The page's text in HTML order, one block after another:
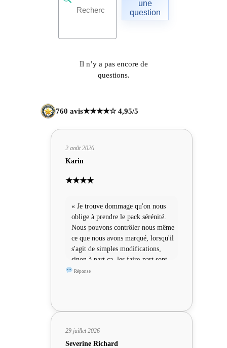
une
question
Il n’y a pas encore de
questions.
760 avis★★★★☆ 4,95/5
2 août 2026
Karin
★★★★
« Je trouve dommage qu'on nous
oblige à prendre le pack sérénité.
Nous pouvons contrôler nous même
ce que nous avons marqué, lorsqu'il
s'agit de simples modifications,
sinon à part ça, les faire-part sont
sympas »
Réponse
29 juillet 2026
Severine Richard